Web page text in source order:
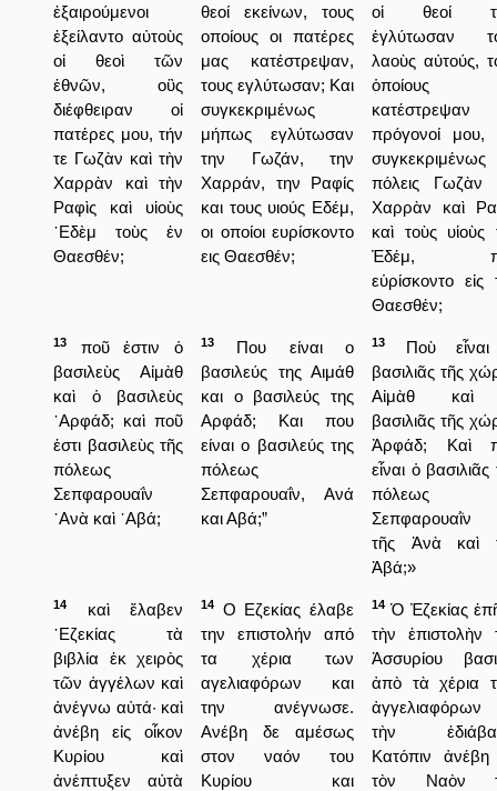
ἐξαιρούμενοι
ἐξείλαντο αὐτοὺς
οἱ θεοὶ τῶν
ἐθνῶν, οὓς
διέφθειραν οἱ
πατέρες μου, τήν
τε Γωζὰν καὶ τὴν
Χαρρὰν καὶ τὴν
Ραφὶς καὶ υἱοὺς
᾿Εδὲμ τοὺς ἐν
Θαεσθέν;
θεοί εκείνων, τους
οποίους οι πατέρες
μας κατέστρεψαν,
τους εγλύτωσαν; Και
συγκεκριμένως
μήπως εγλύτωσαν
την Γωζάν, την
Χαρράν, την Ραφίς
και τους υιούς Εδέμ,
οι οποίοι ευρίσκοντο
εις Θαεσθέν;
οἱ θεοί
ἐγλύτωσαν
λαοὺς αὐτούς,
ὁποίους
κατέστρεψαν
πρόγονοί μου,
συγκεκριμένως
πόλεις Γωζὰν
Χαρρὰν καὶ
καὶ τοὺς υἱοὺς
Ἐδέμ,
εὑρίσκοντο εἰς
Θαεσθέν;
13
ποῦ ἐστιν ὁ
βασιλεὺς Αἰμὰθ
καὶ ὁ βασιλεὺς
᾿Αρφάδ; καὶ ποῦ
ἐστι βασιλεὺς τῆς
πόλεως
Σεπφαρουαΐν
᾿Ανὰ καὶ ᾿Αβά;
13
Που είναι ο
βασιλεύς της Αιμάθ
και ο βασιλεύς της
Αρφάδ; Και που
είναι ο βασιλεύς της
πόλεως
Σεπφαρουαΐν, Ανά
και Αβά;”
13
Ποὺ
βασιλιᾶς τῆς
Αἰμὰθ
βασιλιᾶς τῆς
Ἀρφάδ; Καὶ
εἶναι ὁ βασιλιᾶς
πόλεως
Σεπφαρουαῒν
τῆς Ἀνὰ καὶ
Ἀβά;»
14
καὶ ἔλαβεν
᾿Εζεκίας τὰ
βιβλία ἐκ χειρὸς
τῶν ἀγγέλων καὶ
ἀνέγνω αὐτά· καὶ
ἀνέβη εἰς οἶκον
Κυρίου καὶ
ἀνέπτυξεν αὐτὰ
14
Ο Εζεκίας έλαβε
την επιστολήν από
τα χέρια των
αγελιαφόρων και
την ανέγνωσε.
Ανέβη δε αμέσως
στον ναόν του
Κυρίου και
14 Ὁ Ἐζεκίας
τὴν ἐπιστολὴν
Ἀσσυρίου
ἀπὸ τὰ χέρια
ἀγγελιαφόρων
τὴν
Κατόπιν ἀνέβη
τὸν Ναὸν